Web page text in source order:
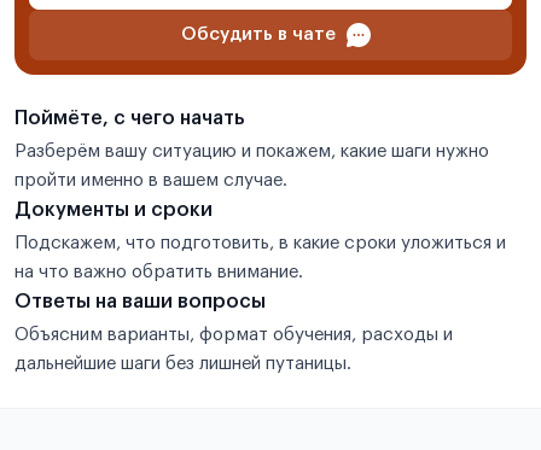
Обсудить в чате
Поймёте, с чего начать
Разберём вашу ситуацию и покажем, какие шаги нужно
пройти именно в вашем случае.
Документы и сроки
Подскажем, что подготовить, в какие сроки уложиться и
на что важно обратить внимание.
Ответы на ваши вопросы
Объясним варианты, формат обучения, расходы и
дальнейшие шаги без лишней путаницы.